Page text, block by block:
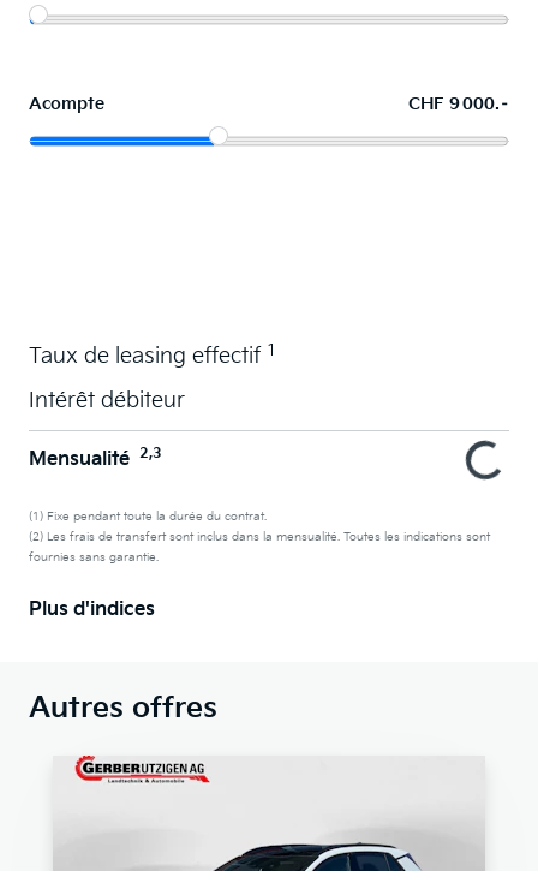
Acompte CHF 9 000.–
Taux de leasing effectif 1
Intérêt débiteur
Mensualité 2,3
(1) Fixe pendant toute la durée du contrat.
(2) Les frais de transfert sont inclus dans la mensualité. Toutes les indications sont
fournies sans garantie.
Plus d'indices
Autres offres